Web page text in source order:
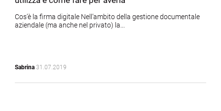
Cos’è la firma digitale Nell’ambito della gestione documentale
aziendale (ma anche nel privato) la...
Sabrina 31.07.2019